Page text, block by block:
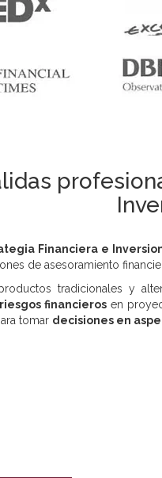
Financiera e
de asesoramiento
tradicionales y
financierosen
tomar decisiones en